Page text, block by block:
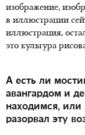
изображение,
в иллюстрации
иллюстрация,
это культура
А есть ли
авангардом и
находимся, или
разорвал эту